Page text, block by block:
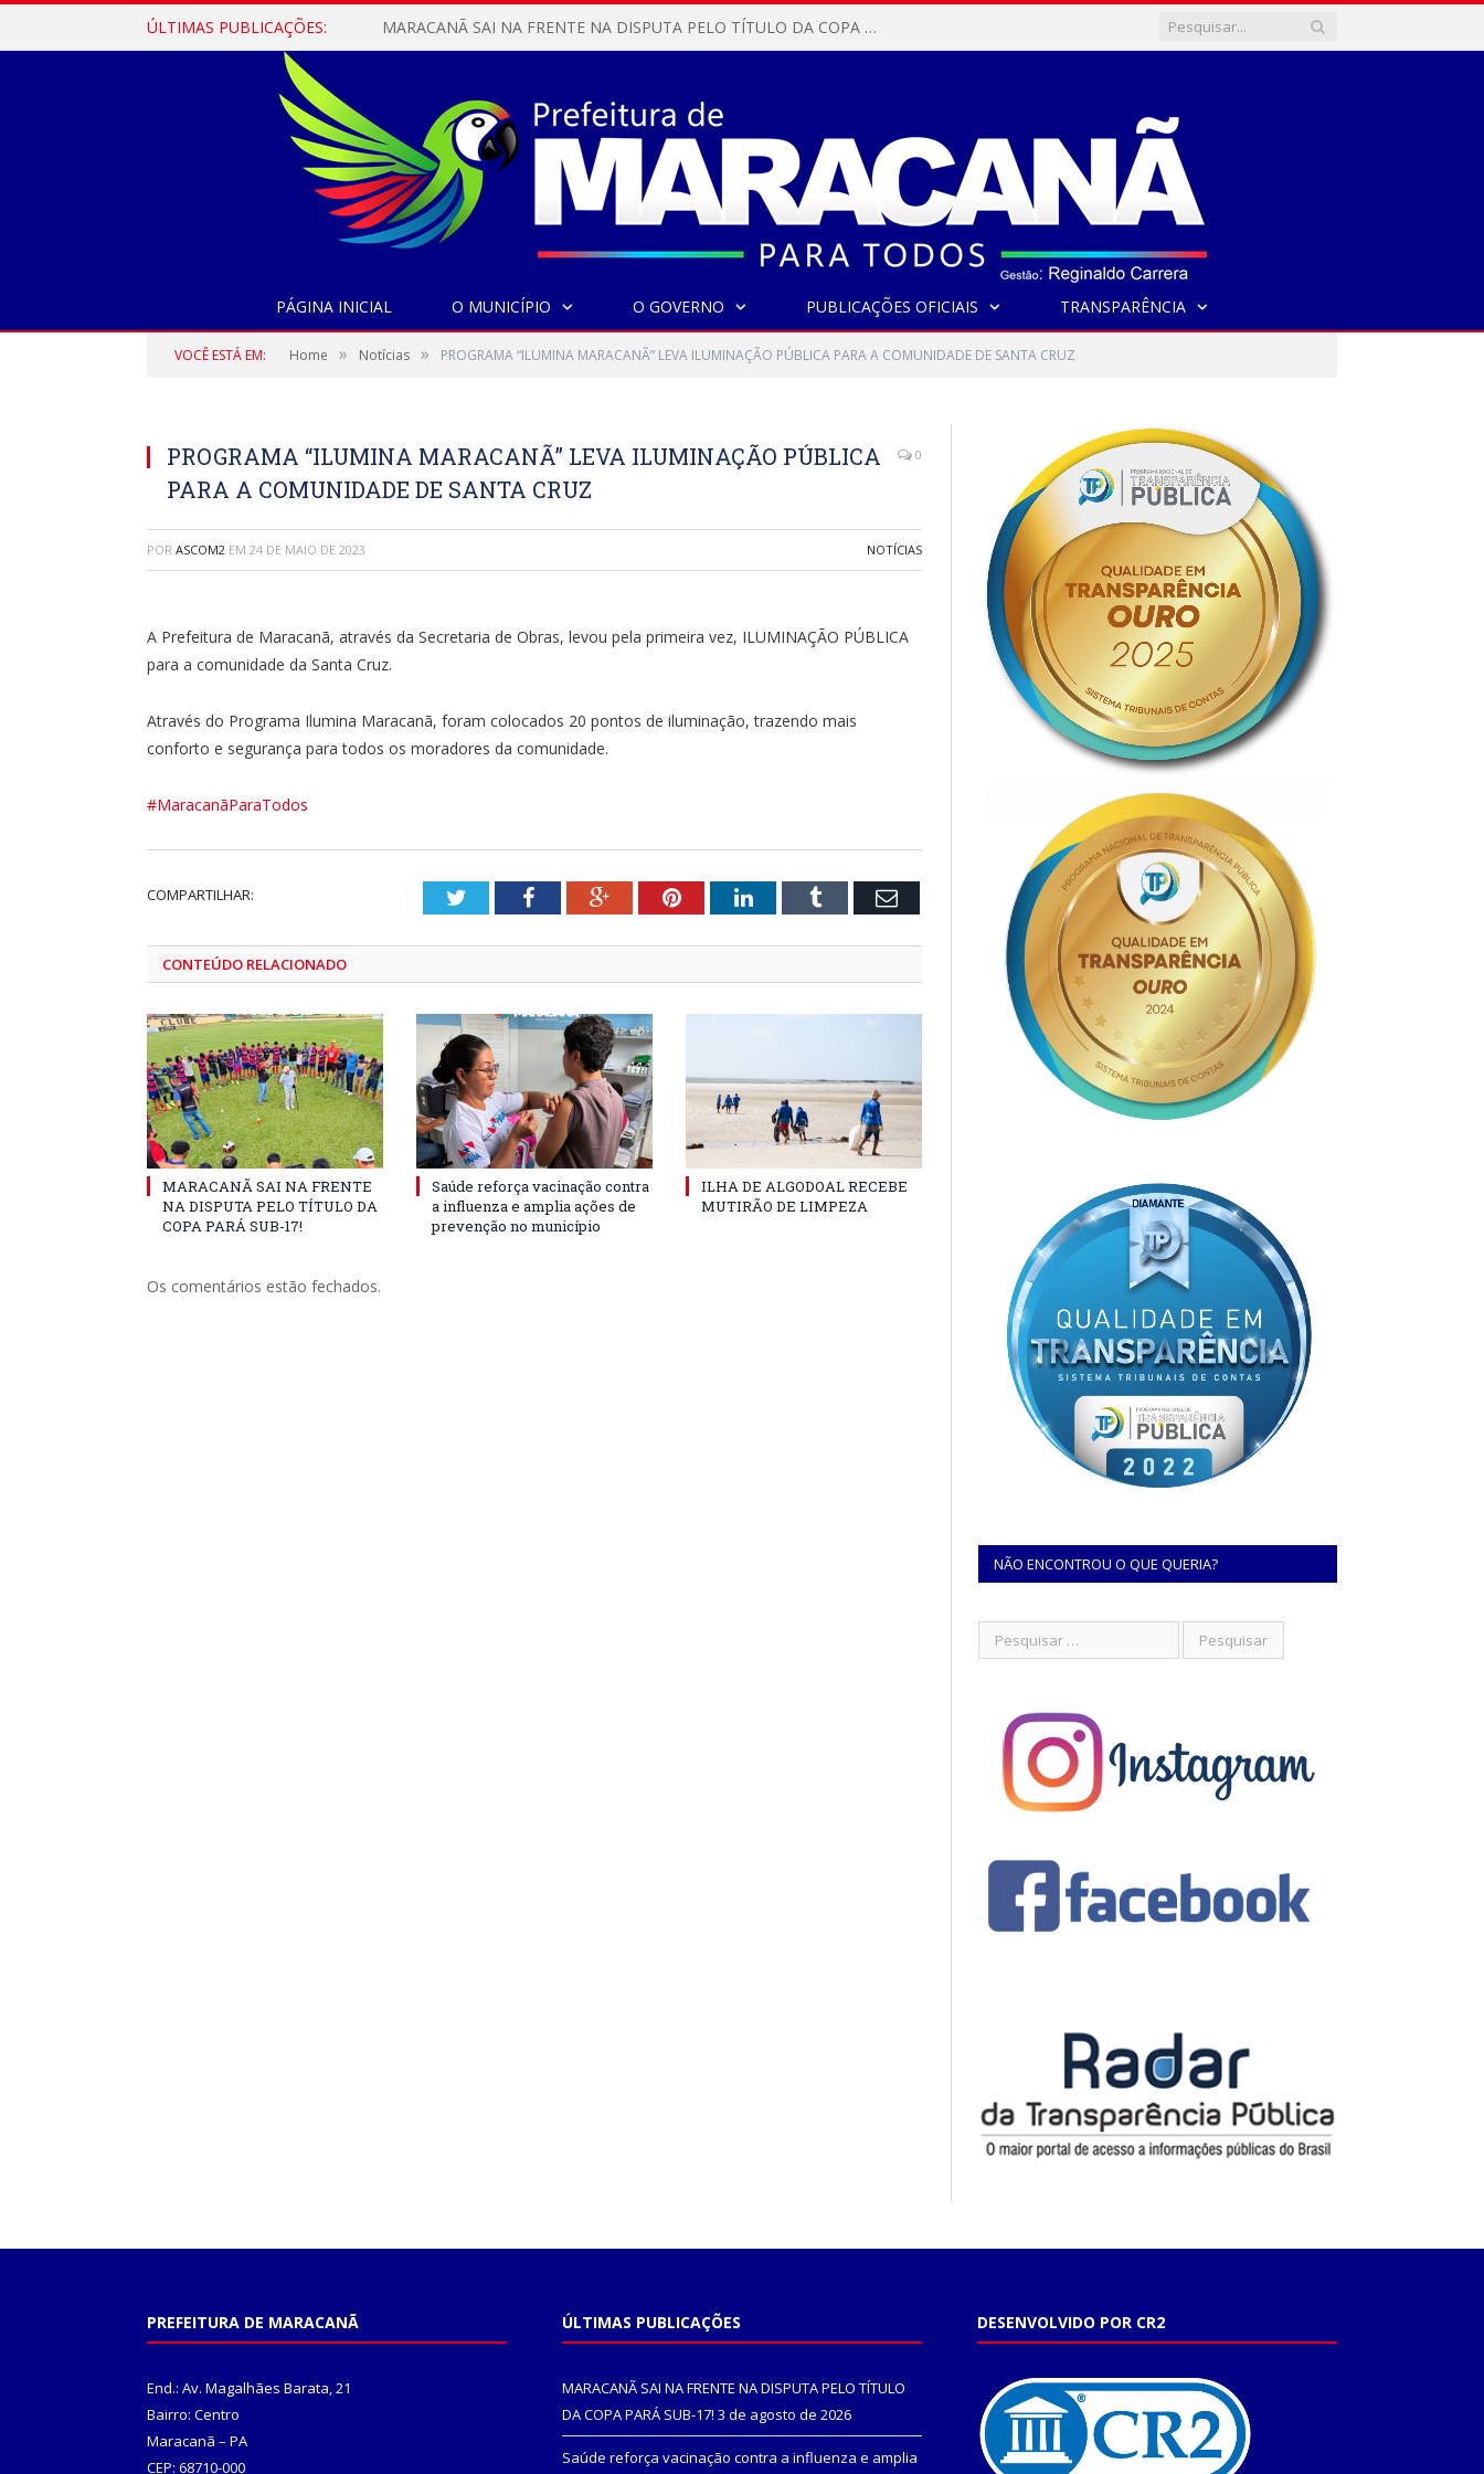
ÚLTIMAS PUBLICAÇÕES: MARACANÃ SAI NA FRENTE NA DISPUTA PELO TÍTULO DA COPA PARÁ SUB-17!
PÁGINA INICIAL O MUNICÍPIO O GOVERNO PUBLICAÇÕES OFICIAIS TRANSPARÊNCIA
VOCÊ ESTÁ EM: Home » Notícias » PROGRAMA “ILUMINA MARACANÃ” LEVA ILUMINAÇÃO PÚBLICA PARA A COMUNIDADE DE SANTA CRUZ
PROGRAMA “ILUMINA MARACANÃ” LEVA ILUMINAÇÃO PÚBLICA
PARA A COMUNIDADE DE SANTA CRUZ
0
POR ASCOM2 EM 24 DE MAIO DE 2023 NOTÍCIAS
A Prefeitura de Maracanã, através da Secretaria de Obras, levou pela primeira vez, ILUMINAÇÃO PÚBLICA
para a comunidade da Santa Cruz.
Através do Programa Ilumina Maracanã, foram colocados 20 pontos de iluminação, trazendo mais
conforto e segurança para todos os moradores da comunidade.
#MaracanãParaTodos
COMPARTILHAR: TwitterFacebookGoogle+PinterestLinkedInTumblr Email
CONTEÚDO RELACIONADO
MARACANÃ SAI NA FRENTE
NA DISPUTA PELO TÍTULO DA
COPA PARÁ SUB-17!
Saúde reforça vacinação contra
a influenza e amplia ações de
prevenção no município
ILHA DE ALGODOAL RECEBE
MUTIRÃO DE LIMPEZA
Os comentários estão fechados.
NÃO ENCONTROU O QUE QUERIA?
PREFEITURA DE MARACANÃ
End.: Av. Magalhães Barata, 21
Bairro: Centro
Maracanã – PA
CEP: 68710-000
ÚLTIMAS PUBLICAÇÕES
MARACANÃ SAI NA FRENTE NA DISPUTA PELO TÍTULO
DA COPA PARÁ SUB-17! 3 de agosto de 2026
Saúde reforça vacinação contra a influenza e amplia
DESENVOLVIDO POR CR2